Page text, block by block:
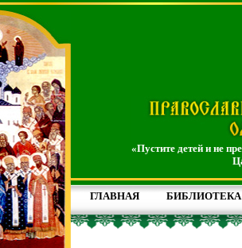
«Пустите детей и не
ГЛАВНАЯ БИБЛИОТЕКА